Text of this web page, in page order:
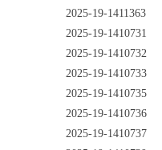
2025-19-1411363
2025-19-1410731
2025-19-1410732
2025-19-1410733
2025-19-1410735
2025-19-1410736
2025-19-1410737